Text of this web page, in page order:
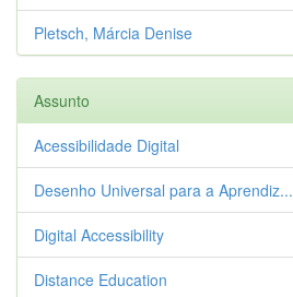
Pletsch, Márcia Denise
Assunto
Acessibilidade Digital
Desenho Universal para a Aprendiz...
Digital Accessibility
Distance Education